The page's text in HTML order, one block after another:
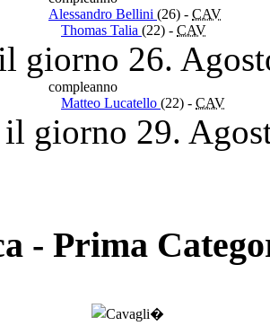
Alessandro Bellini (26) - CAV
Thomas Talia (22) - CAV
giorno 26.
compleanno
Matteo Lucatello (22) - CAV
il giorno 29.
- Prima